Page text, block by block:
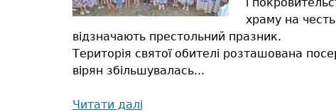
храму на
відзначають престольний празник.
Територія святої обителі розташована
вірян збільшувалась...
Читати далі